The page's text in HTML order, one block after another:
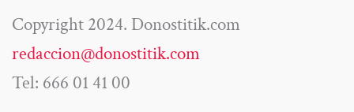
Copyright 2024. Donostitik.com
redaccion@donostitik.com
Tel: 666 01 41 00